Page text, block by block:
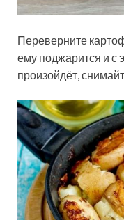
Переверните
ему поджарится и с
произойдёт,